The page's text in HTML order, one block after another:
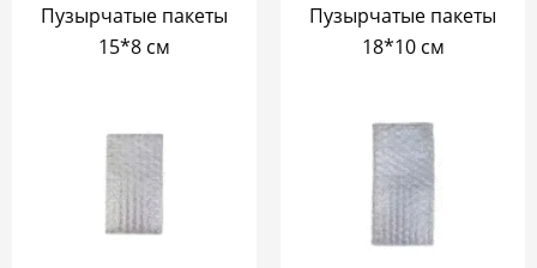
Пузырчатые пакеты
15*8 см
Пузырчатые пакеты
18*10 см